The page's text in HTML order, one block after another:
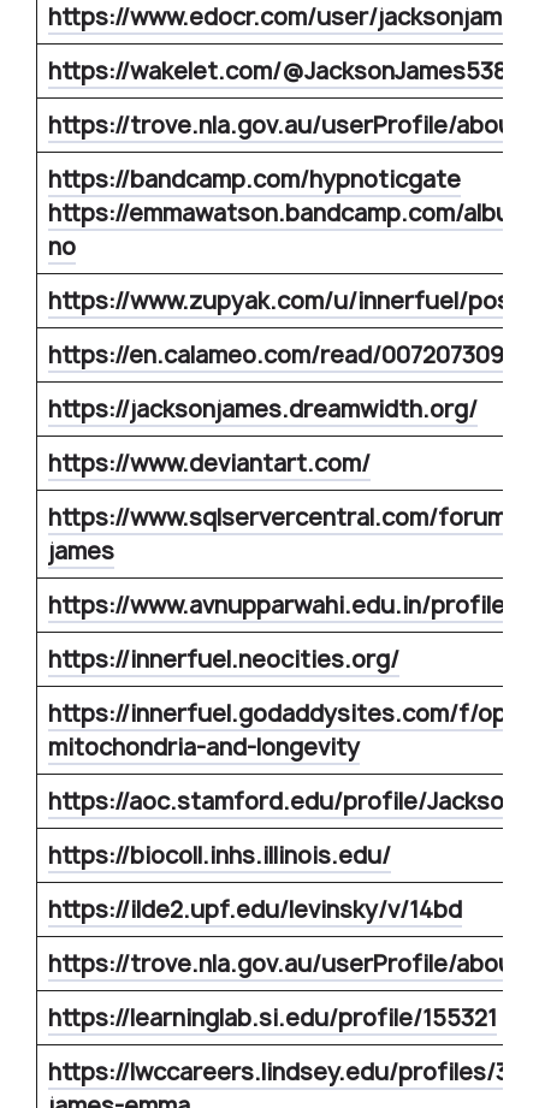
https://www.edocr.com/user/jacksonjames
https://wakelet.com/@JacksonJames538
https://trove.nla.gov.au/userProfile/about
https://bandcamp.com/hypnoticgate
https://emmawatson.bandcamp.com/
no
https://www.zupyak.com/u/innerfuel/posts
https://en.calameo.com/read/
https://jacksonjames.dreamwidth.org/
https://www.deviantart.com/
https://www.sqlservercentral.com/forums/
james
https://www.avnupparwahi.edu.in/profile/
https://innerfuel.neocities.org/
https://innerfuel.godaddysites.com/f/
mitochondria-and-longevity
https://aoc.stamford.edu/profile/Jackson-
https://biocoll.inhs.illinois.edu/
https://ilde2.upf.edu/levinsky/v/14bd
https://trove.nla.gov.au/userProfile/about
https://learninglab.si.edu/profile/155321
https://lwccareers.lindsey.edu/profiles/